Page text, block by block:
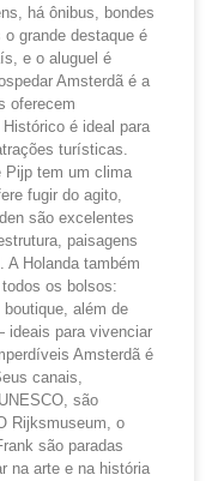
há ônibus, bondes
grande destaque é
e o aluguel é
Amsterdã é a
oferecem
é ideal para
turísticas.
Pijp tem um clima
fugir do agito,
são excelentes
paisagens
Holanda também
os bolsos:
além de
ideais para vivenciar
Amsterdã é
canais,
são
Rijksmuseum, o
são paradas
na arte e na história